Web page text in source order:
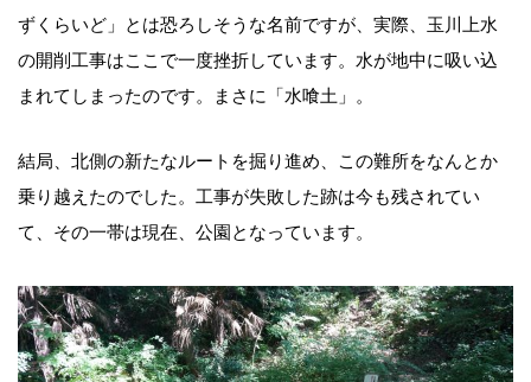
ずくらいど」とは恐ろしそうな名前ですが、実際、玉川上水
の開削工事はここで一度挫折しています。水が地中に吸い込
まれてしまったのです。まさに「水喰土」。
結局、北側の新たなルートを掘り進め、この難所をなんとか
乗り越えたのでした。工事が失敗した跡は今も残されてい
て、その一帯は現在、公園となっています。